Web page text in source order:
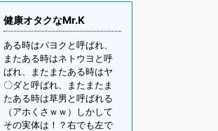
健康オタクなMr.K
ある時はパヨクと呼ばれ、
またある時はネトウヨと呼
ばれ、またまたある時はヤ
〇ダと呼ばれ、またまたま
たある時は草男と呼ばれる
（アホくさｗｗ）しかして
その実体は！？右でも左で